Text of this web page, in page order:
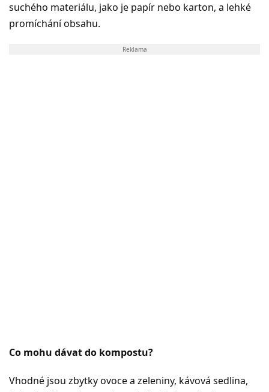
suchého materiálu, jako je papír nebo karton, a lehké
promíchání obsahu.
Reklama
Co mohu dávat do kompostu?
Vhodné jsou zbytky ovoce a zeleniny, kávová sedlina,